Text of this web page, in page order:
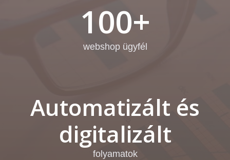
100+
webshop ügyfél
Automatizált és
digitalizált
folyamatok